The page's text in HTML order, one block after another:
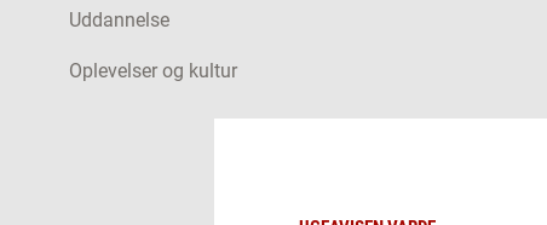
Uddannelse
Oplevelser og kultur